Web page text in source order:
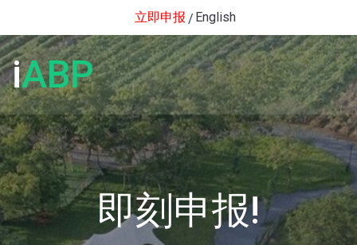
立即申报 English
iABP
即刻申报!